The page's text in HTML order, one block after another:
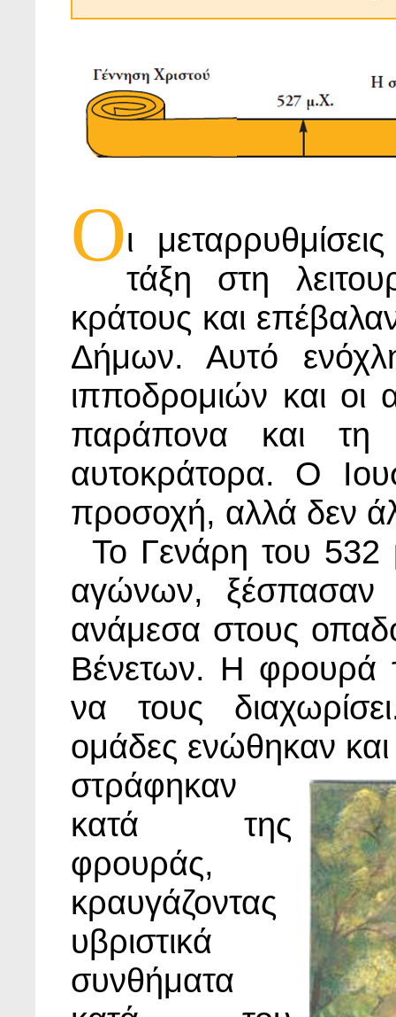
Οι
τάξη στη
κράτους και
Δήμων. Αυτό
ιπποδρομιών και οι
παράπονα και τη
αυτοκράτορα. Ο
προσοχή, αλλά δεν
Το Γενάρη του 532
αγώνων, ξέσπασαν
ανάμεσα στους
Βένετων. Η
να τους
ομάδες ενώθηκαν και
στράφηκαν
κατά της
φρουράς,
κραυγάζοντας
υβριστικά
συνθήματα